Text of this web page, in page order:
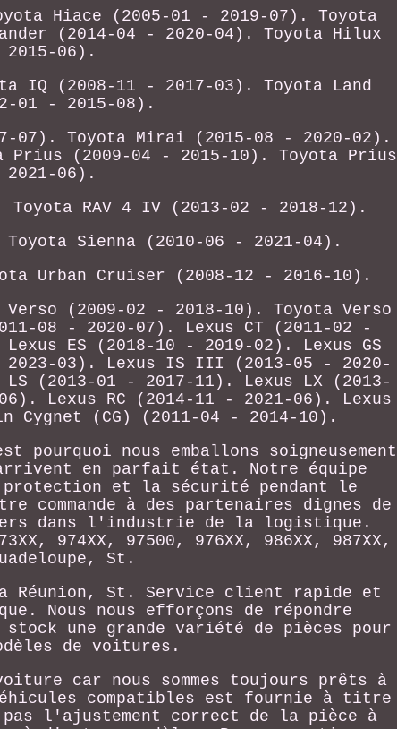
Hiace (2005-01 - 2019-07). Toyota
(2014-04 - 2020-04). Toyota Hilux
06).
IQ (2008-11 - 2017-03). Toyota Land
01 - 2015-08).
07). Toyota Mirai (2015-08 - 2020-02).
Prius (2009-04 - 2015-10). Toyota Prius
06).
RAV 4 IV (2013-02 - 2018-12).
Sienna (2010-06 - 2021-04).
Urban Cruiser (2008-12 - 2016-10).
(2009-02 - 2018-10). Toyota Verso
08 - 2020-07). Lexus CT (2011-02 -
ES (2018-10 - 2019-02). Lexus GS
2023-03). Lexus IS III (2013-05 - 2020-
(2013-01 - 2017-11). Lexus LX (2013-
Lexus RC (2014-11 - 2021-06). Lexus
Cygnet (CG) (2011-04 - 2014-10).
nous emballons soigneusement
en parfait état. Notre équipe
protection et la sécurité pendant le
commande à des partenaires dignes de
dans l'industrie de la logistique.
974XX, 97500, 976XX, 986XX, 987XX,
St.
Réunion, St. Service client rapide et
Nous nous efforçons de répondre
stock une grande variété de pièces pour
de voitures.
car nous sommes toujours prêts à
compatibles est fournie à titre
l'ajustement correct de la pièce à